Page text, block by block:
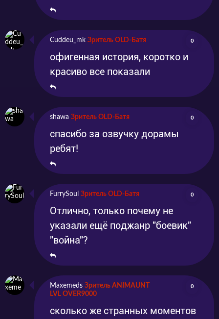
Cuddeu_mk Зритель OLD-Батя 0
офигенная история, коротко и
красиво все показали
shawa Зритель OLD-Батя 0
спасибо за озвучку дорамы
ребят!
FurrySoul Зритель OLD-Батя 0
Отлично, только почему не
указали ещё поджанр "боевик"
"война"?
Maxemeds Зритель ANIMAUNT
LVL OVER9000
0
сколько же странных моментов